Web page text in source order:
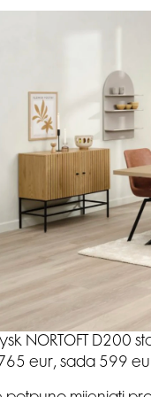
NORTOFT D200
eur, sada 599